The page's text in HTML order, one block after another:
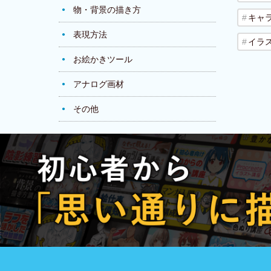
物・背景の描き方
表現方法
お絵かきツール
アナログ画材
その他
キャ
イラ